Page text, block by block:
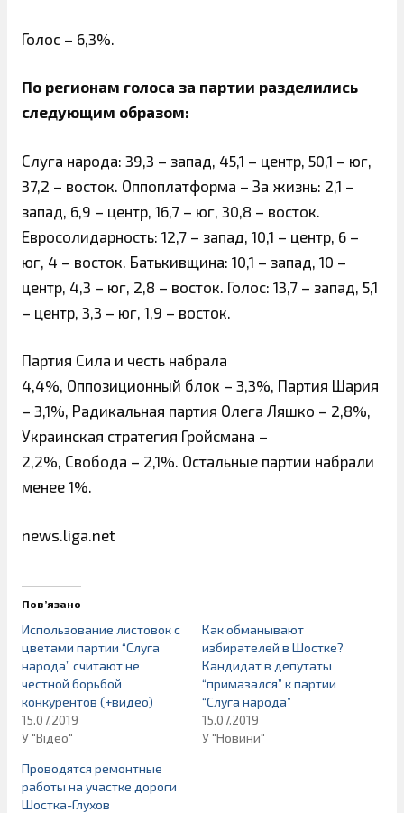
Голос – 6,3%.
По регионам голоса за партии разделились
следующим образом:
Слуга народа: 39,3 – запад, 45,1 – центр, 50,1 – юг,
37,2 – восток. Оппоплатформа – За жизнь: 2,1 –
запад, 6,9 – центр, 16,7 – юг, 30,8 – восток.
Евросолидарность: 12,7 – запад, 10,1 – центр, 6 –
юг, 4 – восток. Батькивщина: 10,1 – запад, 10 –
центр, 4,3 – юг, 2,8 – восток. Голос: 13,7 – запад, 5,1
– центр, 3,3 – юг, 1,9 – восток.
Партия Сила и честь набрала
4,4%, Оппозиционный блок – 3,3%, Партия Шария
– 3,1%, Радикальная партия Олега Ляшко – 2,8%,
Украинская стратегия Гройсмана –
2,2%, Свобода – 2,1%. Остальные партии набрали
менее 1%.
news.liga.net
Пов’язано
Использование листовок с
цветами партии “Слуга
народа” считают не
честной борьбой
конкурентов (+видео)
15.07.2019
У "Відео"
Как обманывают
избирателей в Шостке?
Кандидат в депутаты
“примазался” к партии
“Слуга народа”
15.07.2019
У "Новини"
Проводятся ремонтные
работы на участке дороги
Шостка-Глухов